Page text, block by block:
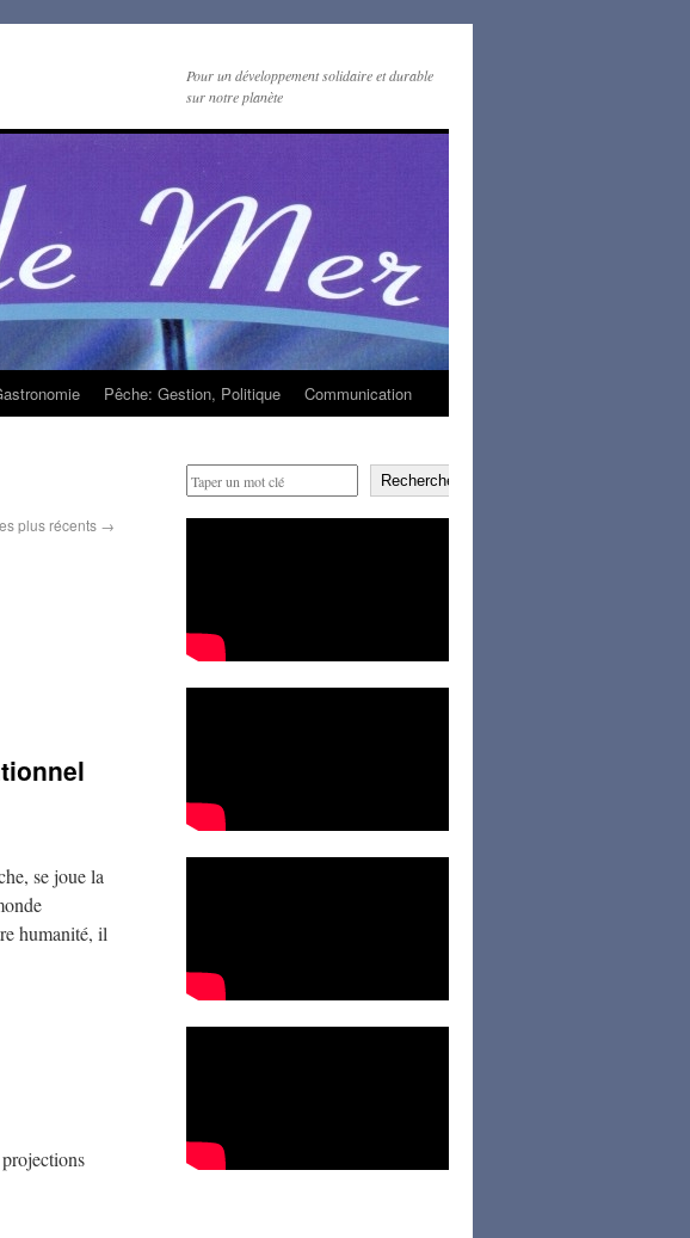
Pour un développement solidaire et durable
sur notre planète
Pêche: Gestion, Politique Communication
plus récents →
se joue la
humanité, il
Rechercher